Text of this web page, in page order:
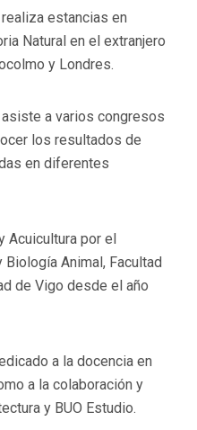
estancias en
Natural en el extranjero
y Londres.
a varios congresos
los resultados de
en diferentes
Acuicultura por el
Animal, Facultad
de Vigo desde el año
a la docencia en
a la colaboración y
y BUO Estudio.